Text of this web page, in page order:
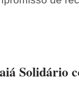
Solidário